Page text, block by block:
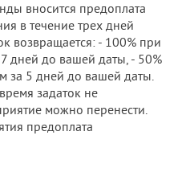
вносится предоплата
в течение трех дней
возвращается: - 100% при
дней до вашей даты, - 50%
за 5 дней до вашей даты.
задаток не
можно перенести.
предоплата